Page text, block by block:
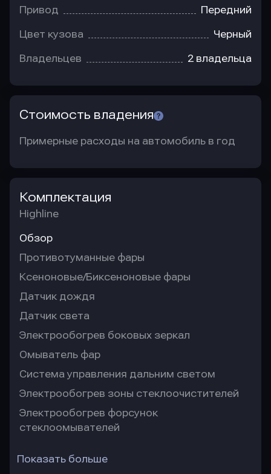
Привод Передний
Цвет кузова Черный
Владельцев 2 владельца
Стоимость владения
Примерные расходы на автомобиль в год
Комплектация
Highline
Обзор
Противотуманные фары
Ксеноновые/Биксеноновые фары
Датчик дождя
Датчик света
Электрообогрев боковых зеркал
Омыватель фар
Система управления дальним светом
Электрообогрев зоны стеклоочистителей
Электрообогрев форсунок
стеклоомывателей
Показать больше